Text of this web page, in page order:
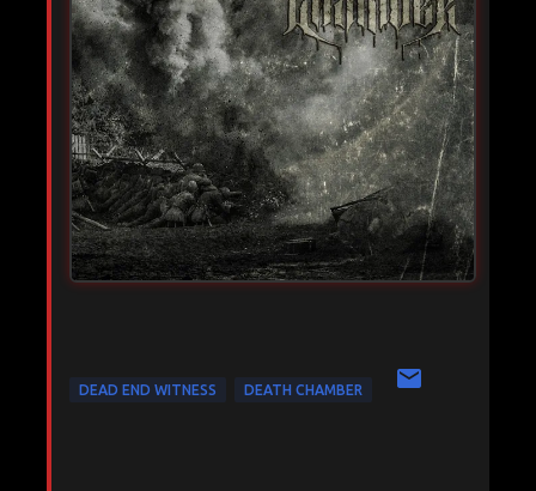
DEAD END WITNESS DEATH CHAMBER